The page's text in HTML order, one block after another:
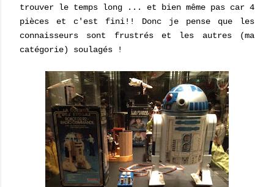
trouver le temps long ... et bien même pas car 4
pièces et c'est fini!! Donc je pense que les
connaisseurs sont frustrés et les autres (ma
catégorie) soulagés !